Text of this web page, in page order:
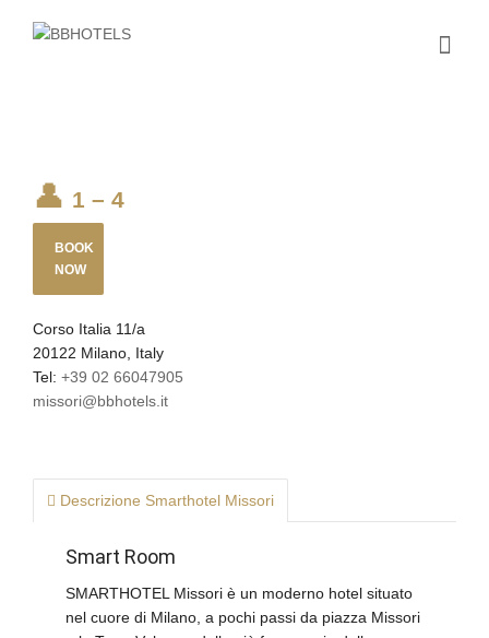
1 – 4
BOOK
NOW
Corso Italia 11/a
20122 Milano, Italy
Tel: +39 02 66047905
missori@bbhotels.it
Descrizione Smarthotel Missori
Smart Room
SMARTHOTEL Missori è un moderno hotel situato
nel cuore di Milano, a pochi passi da piazza Missori